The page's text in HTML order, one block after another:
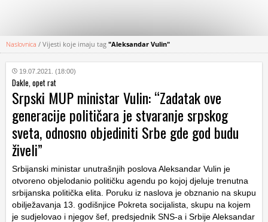
KATEGORIJE
HRVATSKI
WEB
Naslovnica / Vijesti koje imaju tag "Aleksandar Vulin"
19.07.2021. (18:00)
Dakle, opet rat
Srpski MUP ministar Vulin: “Zadatak ove
generacije političara je stvaranje srpskog
sveta, odnosno objediniti Srbe gde god budu
živeli”
Srbijanski ministar unutrašnjih poslova Aleksandar Vulin je
otvoreno objelodanio političku agendu po kojoj djeluje trenutna
srbijanska politička elita. Poruku iz naslova je obznanio na skupu
obilježavanja 13. godišnjice Pokreta socijalista, skupu na kojem
je sudjelovao i njegov šef, predsjednik SNS-a i Srbije Aleksandar